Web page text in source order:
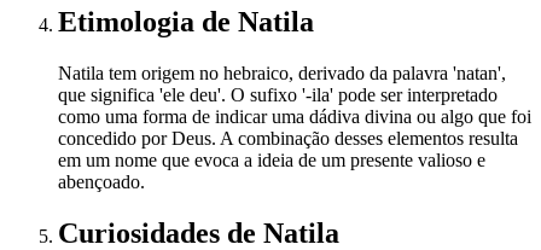
Etimologia de Natila
Natila tem origem no hebraico, derivado da palavra 'natan',
que significa 'ele deu'. O sufixo '-ila' pode ser interpretado
como uma forma de indicar uma dádiva divina ou algo que foi
concedido por Deus. A combinação desses elementos resulta
em um nome que evoca a ideia de um presente valioso e
abençoado.
Curiosidades de Natila